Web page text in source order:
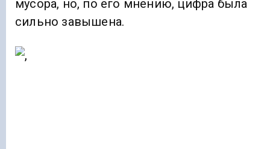
мусора, но, по его мнению, цифра была
сильно завышена.